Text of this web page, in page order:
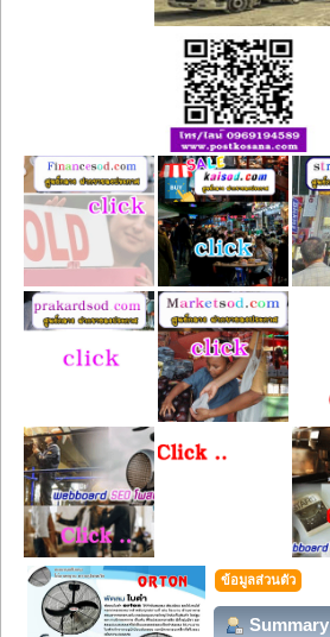
ข้อมูลส่วนตัว
Summary